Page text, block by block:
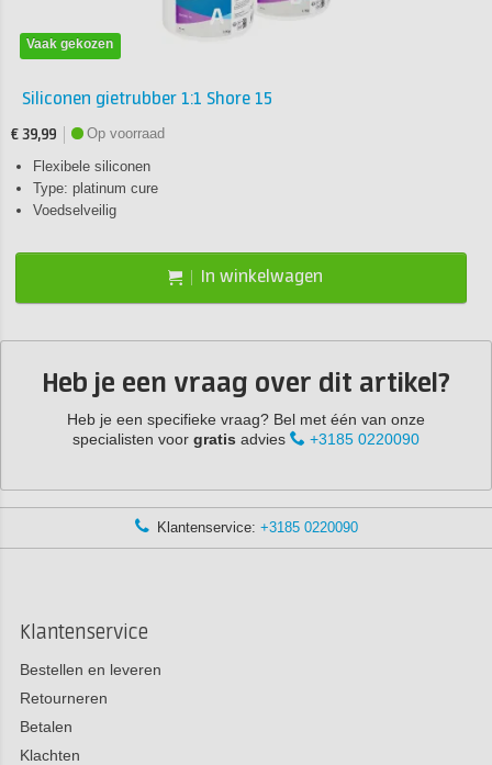
Vaak gekozen
Siliconen gietrubber 1:1 Shore 15
€ 39,99
Op voorraad
Flexibele siliconen
Type: platinum cure
Voedselveilig
In winkelwagen
Heb je een vraag over dit artikel?
Heb je een specifieke vraag? Bel met één van onze
specialisten voor gratis advies +3185 0220090
Klantenservice: +3185 0220090
Klantenservice
Bestellen en leveren
Retourneren
Betalen
Klachten